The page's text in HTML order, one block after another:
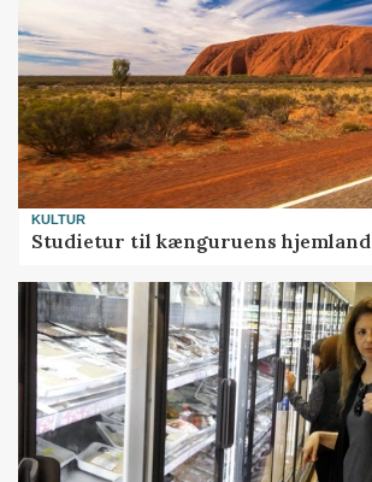
KULTUR
Studietur til kænguruens hjemland